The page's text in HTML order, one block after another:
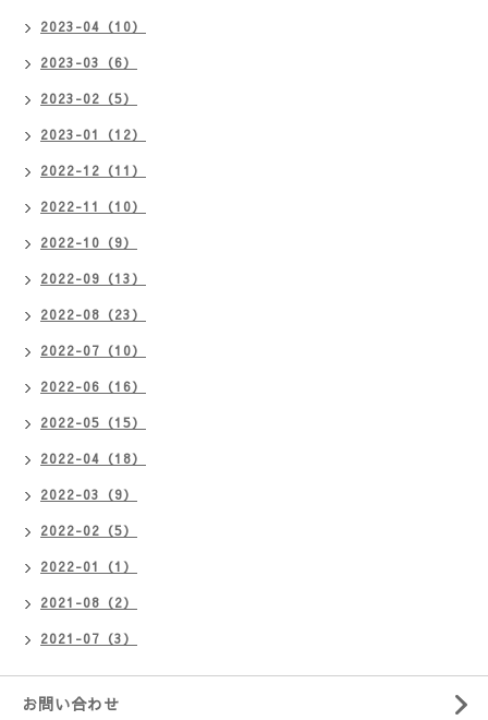
2023-04（10）
2023-03（6）
2023-02（5）
2023-01（12）
2022-12（11）
2022-11（10）
2022-10（9）
2022-09（13）
2022-08（23）
2022-07（10）
2022-06（16）
2022-05（15）
2022-04（18）
2022-03（9）
2022-02（5）
2022-01（1）
2021-08（2）
2021-07（3）
お問い合わせ